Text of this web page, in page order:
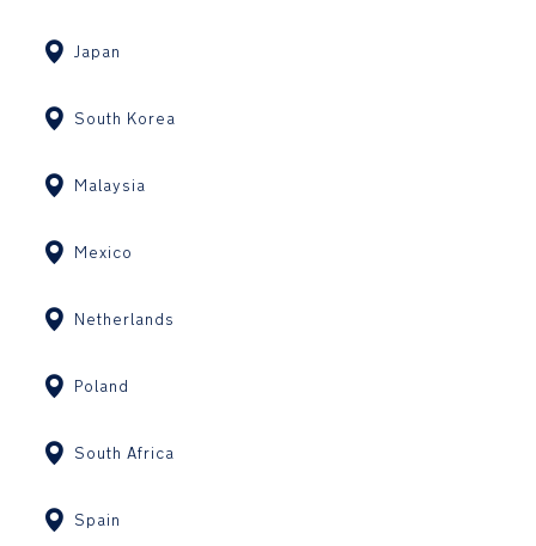
Japan
South Korea
Malaysia
Mexico
Netherlands
Poland
South Africa
Spain